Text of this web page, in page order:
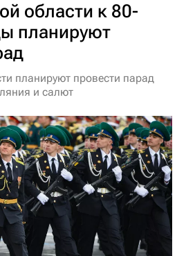
области к 80-
планируют
планируют провести парад
и салют